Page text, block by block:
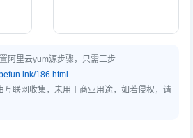
阿里云yum源步骤，只需三步
186.html
互联网收集，未用于商业用途，如若侵权，请